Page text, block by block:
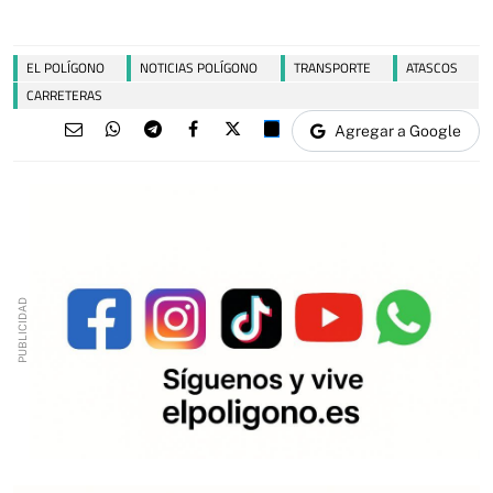
EL POLÍGONO NOTICIAS POLÍGONO TRANSPORTE
ATASCOS
CARRETERAS
Agregar a Google